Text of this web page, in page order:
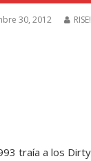
30, 2012 RISE!
traía a los